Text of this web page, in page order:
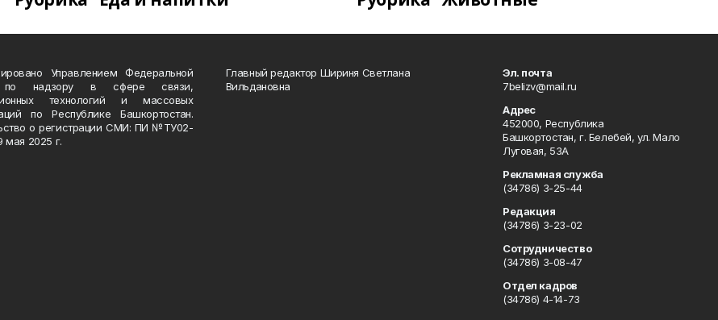
Управлением Федеральной
по надзору в сфере связи,
технологий и массовых
по Республике Башкортостан.
о регистрации СМИ: ПИ №ТУ02-
мая 2025 г.
Главный редактор Шириня Светлана
Вильдановна
Эл. почта
7belizv@mail.ru
Адрес
452000, Республика
Башкортостан, г. Белебей, ул. Мало
Луговая, 53А
Рекламная служба
(34786) 3-25-44
Редакция
(34786) 3-23-02
Сотрудничество
(34786) 3-08-47
Отдел кадров
(34786) 4-14-73